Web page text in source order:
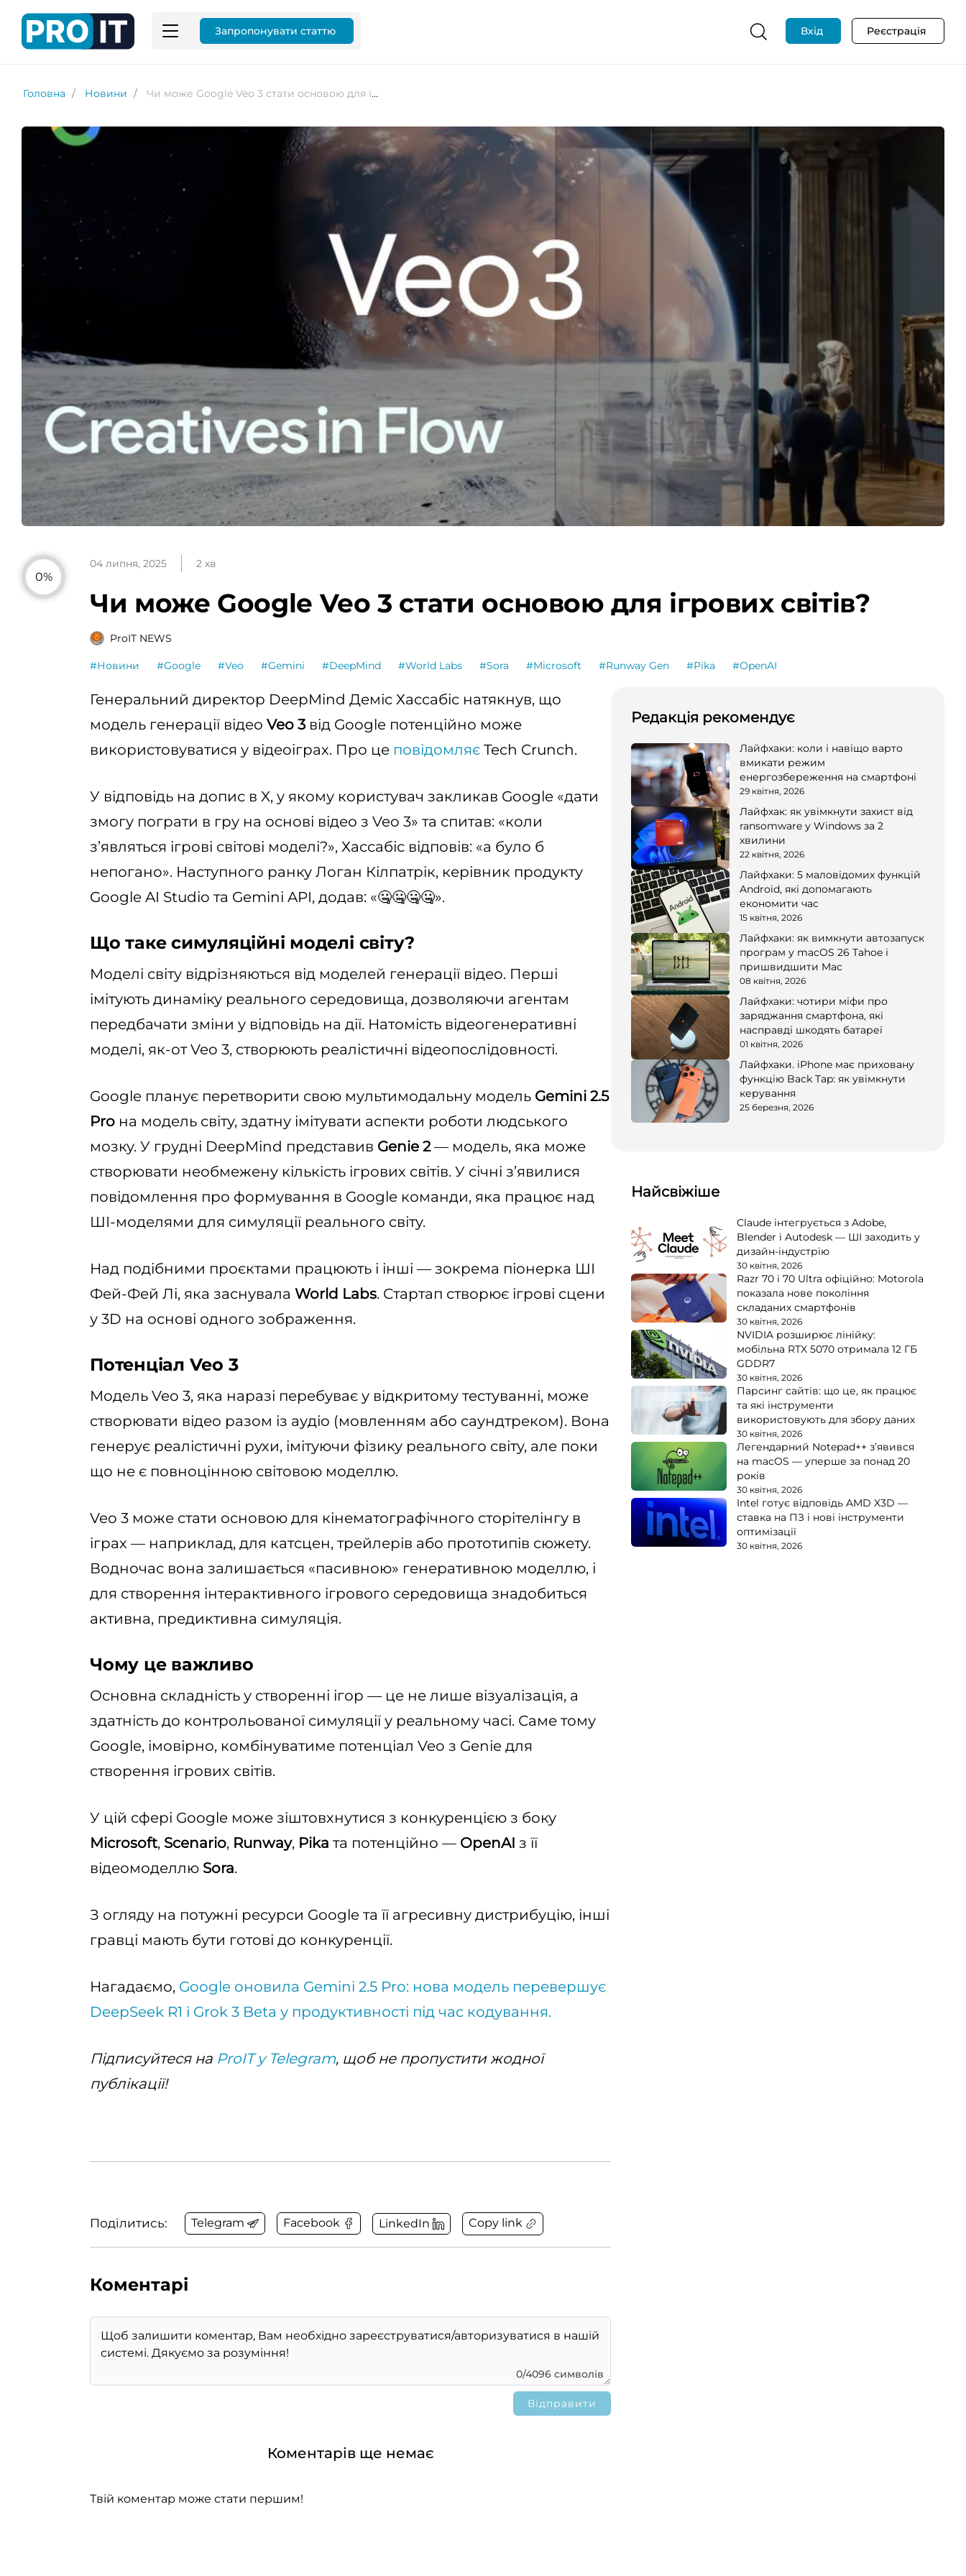
Запропонувати статтю Вхід Реєстрація
Головна Новини Чи може Google Veo 3 стати основою для ігрових світів?
0%
04 липня, 2025 2 хв
Чи може Google Veo 3 стати основою для ігрових світів?
ProIT NEWS
#Новини #Google #Veo #Gemini #DeepMind #World Labs #Sora #Microsoft #Runway Gen #Pika #OpenAI
Генеральний директор DeepMind Деміс Хассабіс натякнув, що
модель генерації відео Veo 3 від Google потенційно може
використовуватися у відеоіграх. Про це повідомляє Tech Crunch.
У відповідь на допис в X, у якому користувач закликав Google «дати
змогу пограти в гру на основі відео з Veo 3» та спитав: «коли
з’являться ігрові світові моделі?», Хассабіс відповів: «а було б
непогано». Наступного ранку Логан Кілпатрік, керівник продукту
Google AI Studio та Gemini API, додав: «🤐🤐🤐🤐».
Що таке симуляційні моделі світу?
Моделі світу відрізняються від моделей генерації відео. Перші
імітують динаміку реального середовища, дозволяючи агентам
передбачати зміни у відповідь на дії. Натомість відеогенеративні
моделі, як-от Veo 3, створюють реалістичні відеопослідовності.
Google планує перетворити свою мультимодальну модель Gemini 2.5
Pro на модель світу, здатну імітувати аспекти роботи людського
мозку. У грудні DeepMind представив Genie 2— модель, яка може
створювати необмежену кількість ігрових світів. У січні з’явилися
повідомлення про формування в Google команди, яка працює над
ШІ-моделями для симуляції реального світу.
Над подібними проєктами працюють і інші — зокрема піонерка ШІ
Фей-Фей Лі, яка заснувала World Labs. Стартап створює ігрові сцени
у 3D на основі одного зображення.
Потенціал Veo 3
Модель Veo 3, яка наразі перебуває у відкритому тестуванні, може
створювати відео разом із аудіо (мовленням або саундтреком). Вона
генерує реалістичні рухи, імітуючи фізику реального світу, але поки
що не є повноцінною світовою моделлю.
Veo 3 може стати основою для кінематографічного сторітелінгу в
іграх — наприклад, для катсцен, трейлерів або прототипів сюжету.
Водночас вона залишається «пасивною» генеративною моделлю, і
для створення інтерактивного ігрового середовища знадобиться
активна, предиктивна симуляція.
Чому це важливо
Основна складність у створенні ігор — це не лише візуалізація, а
здатність до контрольованої симуляції у реальному часі. Саме тому
Google, імовірно, комбінуватиме потенціал Veo з Genie для
створення ігрових світів.
У цій сфері Google може зіштовхнутися з конкуренцією з боку
Microsoft, Scenario, Runway, Pika та потенційно — OpenAI з її
відеомоделлю Sora.
З огляду на потужні ресурси Google та її агресивну дистрибуцію, інші
гравці мають бути готові до конкуренції.
Нагадаємо, Google оновила Gemini 2.5 Pro: нова модель перевершує
DeepSeek R1 і Grok 3 Beta у продуктивності під час кодування.
Підписуйтеся на ProIT у Telegram, щоб не пропустити жодної
публікації!
Поділитись: Telegram Facebook LinkedIn Copy link
Коментарі
0/4096 символів
Коментарів ще немає
Твій коментар може стати першим!
Редакція рекомендує
Лайфхаки: коли і навіщо варто
вмикати режим
енергозбереження на смартфоні
29 квітня, 2026
Лайфхак: як увімкнути захист від
ransomware у Windows за 2
хвилини
22 квітня, 2026
Лайфхаки: 5 маловідомих функцій
Android, які допомагають
економити час
15 квітня, 2026
Лайфхаки: як вимкнути автозапуск
програм у macOS 26 Tahoe і
пришвидшити Mac
08 квітня, 2026
Лайфхаки: чотири міфи про
заряджання смартфона, які
насправді шкодять батареї
01 квітня, 2026
Лайфхаки. iPhone має приховану
функцію Back Tap: як увімкнути
керування
25 березня, 2026
Найсвіжіше
Claude інтегрується з Adobe,
Blender і Autodesk — ШІ заходить у
дизайн-індустрію
30 квітня, 2026
Razr 70 і 70 Ultra офіційно: Motorola
показала нове покоління
складаних смартфонів
30 квітня, 2026
NVIDIA розширює лінійку:
мобільна RTX 5070 отримала 12 ГБ
GDDR7
30 квітня, 2026
Парсинг сайтів: що це, як працює
та які інструменти
використовують для збору даних
30 квітня, 2026
Легендарний Notepad++ з’явився
на macOS — уперше за понад 20
років
30 квітня, 2026
Intel готує відповідь AMD X3D —
ставка на ПЗ і нові інструменти
оптимізації
30 квітня, 2026